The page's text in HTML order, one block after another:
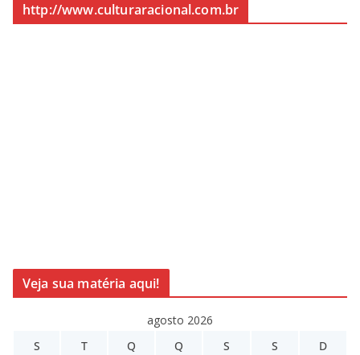
http://www.culturaracional.com.br
Veja sua matéria aqui!
agosto 2026
S
T Q Q S S D